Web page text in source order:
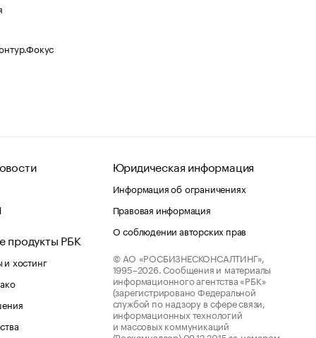
продукты РБК
хостинг
Юридическая информация
Информация об ограничениях
Правовая информация
О соблюдении авторских прав
© АО «РОСБИЗНЕСКОНСАЛТИНГ»,
1995–2026. Сообщения и материалы
информационного агентства «РБК»
(зарегистрировано Федеральной
службой по надзору в сфере связи,
информационных технологий
и массовых коммуникаций